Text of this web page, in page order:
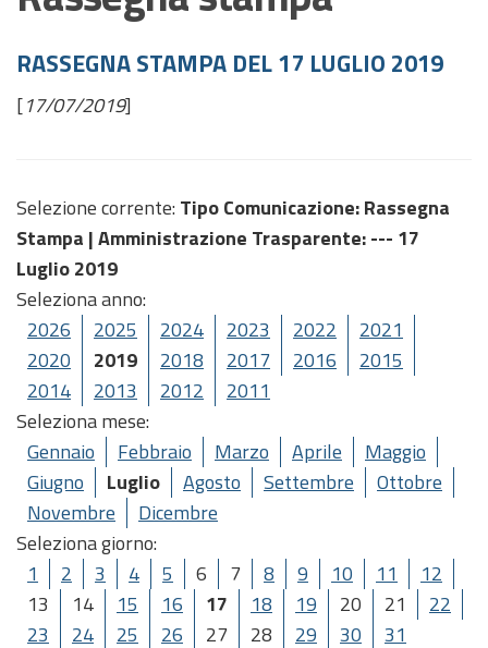
RASSEGNA STAMPA DEL 17 LUGLIO 2019
[17/07/2019]
Selezione corrente: Tipo Comunicazione: Rassegna
Stampa |Amministrazione Trasparente: --- 17
Luglio 2019
Seleziona anno:
2026
2025 2024 2023 2022
2021
2020
2019 2018 2017 2016
2015
2014
2013 2012
2011
Seleziona mese:
Gennaio
Febbraio Marzo Aprile
Maggio
Giugno
Luglio Agosto Settembre
Ottobre
Novembre
Dicembre
Seleziona giorno:
1
2 3 4 5 6 7 8 9 10 11
12
13
14 15 16 17 18 19 20 21
22
23
24 25 26 27 28 29 30 31